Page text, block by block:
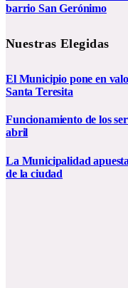
barrio San Gerónimo
Nuestras Elegidas
El Municipio pone en
Santa Teresita
Funcionamiento de los
abril
La Municipalidad
de la ciudad